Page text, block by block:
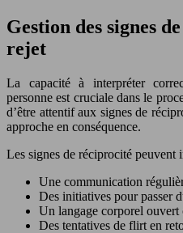
Gestion des signes
rejet
La capacité à interpréter
personne est cruciale dans le
d’être attentif aux signes de
approche en conséquence.
Les signes de réciprocité peuvent
Une communication
Des initiatives pour passer
Un langage corporel ouvert
Des tentatives de flirt en